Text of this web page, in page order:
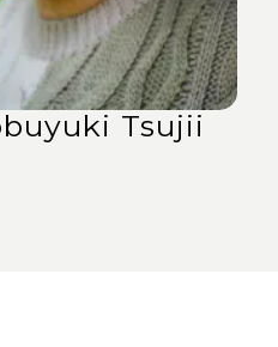
Tsujii